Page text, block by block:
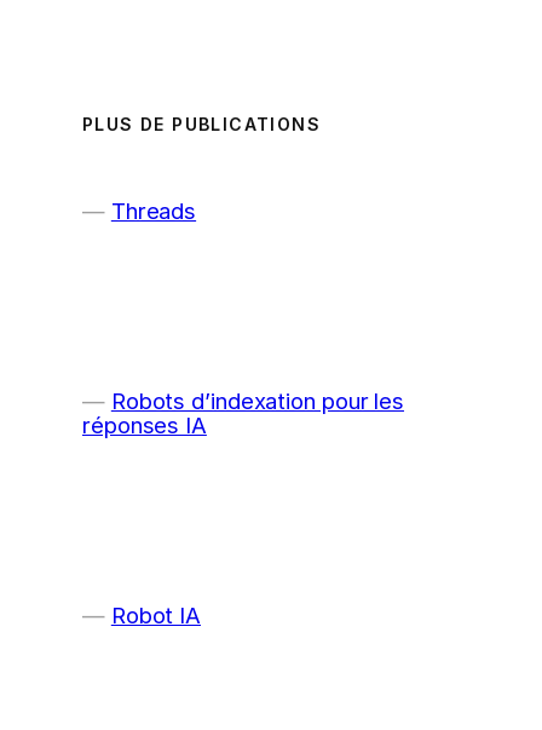
PLUS DE PUBLICATIONS
Threads
Robots d’indexation pour les
réponses IA
Robot IA